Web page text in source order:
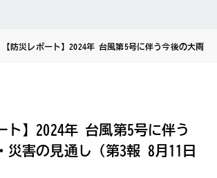
【防災レポート】2024年 台風第5号に伴う今後の大雨
ト】2024年 台風第5号に伴う
災害の見通し（第3報 8月11日